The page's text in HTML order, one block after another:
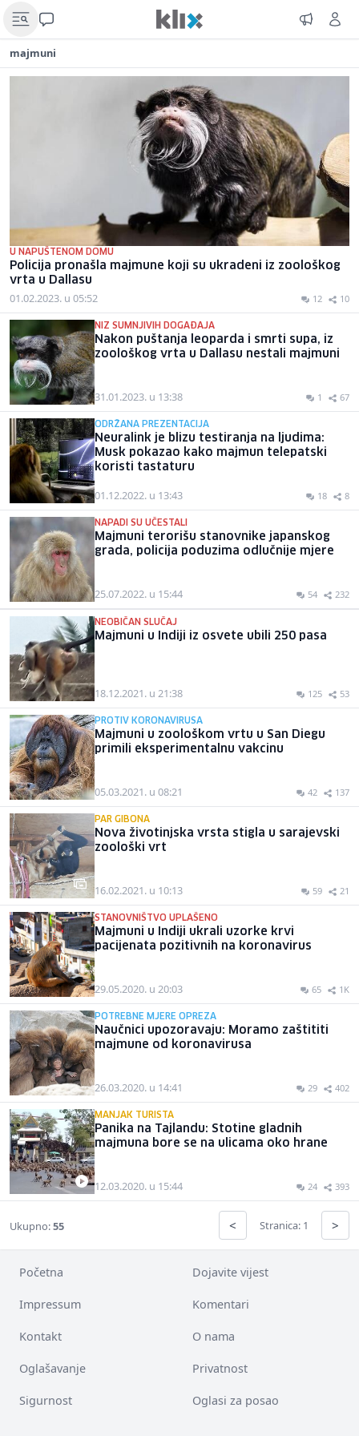
majmuni
U NAPUŠTENOM DOMU
Policija pronašla majmune koji su ukradeni iz zoološkog
vrta u Dallasu
01.02.2023. u 05:52 12 10
NIZ SUMNJIVIH DOGAĐAJA
Nakon puštanja leoparda i smrti supa, iz
zoološkog vrta u Dallasu nestali majmuni
31.01.2023. u 13:38 1 67
ODRŽANA PREZENTACIJA
Neuralink je blizu testiranja na ljudima:
Musk pokazao kako majmun telepatski
koristi tastaturu
01.12.2022. u 13:43 18 8
NAPADI SU UČESTALI
Majmuni terorišu stanovnike japanskog
grada, policija poduzima odlučnije mjere
25.07.2022. u 15:44 54 232
NEOBIČAN SLUČAJ
Majmuni u Indiji iz osvete ubili 250 pasa
18.12.2021. u 21:38 125 53
PROTIV KORONAVIRUSA
Majmuni u zoološkom vrtu u San Diegu
primili eksperimentalnu vakcinu
05.03.2021. u 08:21 42 137
PAR GIBONA
Nova životinjska vrsta stigla u sarajevski
zoološki vrt
16.02.2021. u 10:13 59 21
STANOVNIŠTVO UPLAŠENO
Majmuni u Indiji ukrali uzorke krvi
pacijenata pozitivnih na koronavirus
29.05.2020. u 20:03 65 1K
POTREBNE MJERE OPREZA
Naučnici upozoravaju: Moramo zaštititi
majmune od koronavirusa
26.03.2020. u 14:41 29 402
MANJAK TURISTA
Panika na Tajlandu: Stotine gladnih
majmuna bore se na ulicama oko hrane
12.03.2020. u 15:44 24 393
Ukupno:55 < Stranica: 1 >
Početna Dojavite vijest
Impressum Komentari
Kontakt O nama
Oglašavanje Privatnost
Sigurnost Oglasi za posao